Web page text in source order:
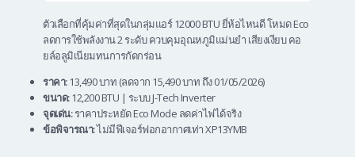
ตัวเลือกที่คุ้มค่าที่สุดในกลุ่มแอร์ 12000 BTU ยี่ห้อไหนดี โหมด Eco
ลดการใช้พลังงาน 2 ระดับ ควบคุมอุณหภูมิแม่นยำ เสียงเงียบ คอ
ยล์อลูมิเนียมทนการกัดกร่อน
ราคา:13,490 บาท (ลดจาก 15,490 บาท ถึง 01/05/2026)
ขนาด:12,200 BTU | ระบบ J-Tech Inverter
จุดเด่น:ราคาประหยัด Eco Mode ลดค่าไฟได้จริง
ข้อพิจารณา:ไม่มีฟีเจอร์ฟอกอากาศเท่า XP13YMB